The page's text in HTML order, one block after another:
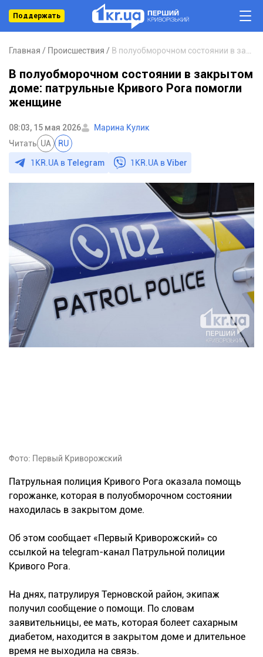
Поддержать
Главная Происшествия
В полуобморочном состоянии в закрытом
доме: патрульные Кривого Рога помогли
женщине
08:03, 15 мая 2026
Марина Кулик
Читать UA RU
1KR.UA в Telegram 1KR.UA вViber
Фото: Первый Криворожский
Патрульная полиция Кривого Рога оказала помощь
горожанке, которая в полуобморочном состоянии
находилась в закрытом доме.
Об этом сообщает «Первый Криворожский» со
ссылкой на telegram-канал Патрульной полиции
Кривого Рога.
На днях, патрулируя Терновской район, экипаж
получил сообщение о помощи. По словам
заявительницы, ее мать, которая болеет сахарным
диабетом, находится в закрытом доме и длительное
время не выходила на связь.